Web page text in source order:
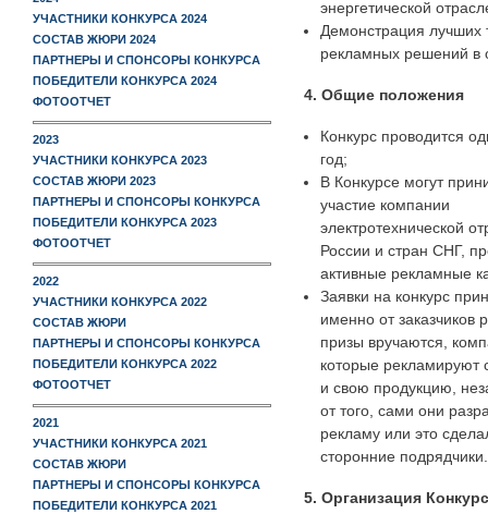
УЧАСТНИКИ КОНКУРСА 2024
СОСТАВ ЖЮРИ 2024
ПАРТНЕРЫ И СПОНСОРЫ КОНКУРСА
ПОБЕДИТЕЛИ КОНКУРСА 2024
ФОТООТЧЕТ
2023
УЧАСТНИКИ КОНКУРСА 2023
СОСТАВ ЖЮРИ 2023
ПАРТНЕРЫ И СПОНСОРЫ КОНКУРСА
ПОБЕДИТЕЛИ КОНКУРСА 2023
ФОТООТЧЕТ
2022
УЧАСТНИКИ КОНКУРСА 2022
СОСТАВ ЖЮРИ
ПАРТНЕРЫ И СПОНСОРЫ КОНКУРСА
ПОБЕДИТЕЛИ КОНКУРСА 2022
ФОТООТЧЕТ
2021
УЧАСТНИКИ КОНКУРСА 2021
СОСТАВ ЖЮРИ
ПАРТНЕРЫ И СПОНСОРЫ КОНКУРСА
ПОБЕДИТЕЛИ КОНКУРСА 2021
энергетической
Демонстрация лучших
рекламных решений в
4. Общие положения
Конкурс проводится
год;
В Конкурсе могут
участие компании
электротехнической
России и стран СНГ,
активные рекламные
Заявки на конкурс
именно от заказчиков
призы вручаются,
которые рекламируют
и свою продукцию,
от того, сами они
рекламу или это
сторонние подрядчики.
5. Организация